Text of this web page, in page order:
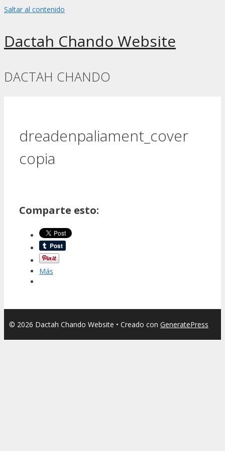
Saltar al contenido
Dactah Chando Website
DACTAH CHANDO
dreadenpaliament_cover
copia
Comparte esto:
Más
© 2026 Dactah Chando Website • Creado con GeneratePress